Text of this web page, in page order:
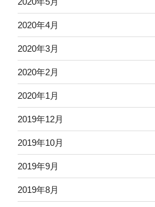
2020年4月
2020年3月
2020年2月
2020年1月
2019年12月
2019年10月
2019年9月
2019年8月